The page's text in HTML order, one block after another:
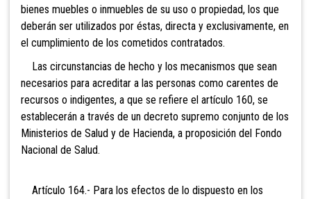
bienes muebles o inmuebles de su uso o propiedad, los que
deberán ser utilizados por éstas, directa y exclusivamente, en
el cumplimiento de los cometidos contratados.
Las circunstancias de hecho y los mecanismos que sean
necesarios para acreditar a las personas como carentes de
recursos o indigentes, a que se refiere el artículo 160, se
establecerán a través de un decreto supremo conjunto de los
Ministerios de Salud y de Hacienda, a proposición del Fondo
Nacional de Salud.
Artículo 164.- Para los efectos de lo dispuesto en los